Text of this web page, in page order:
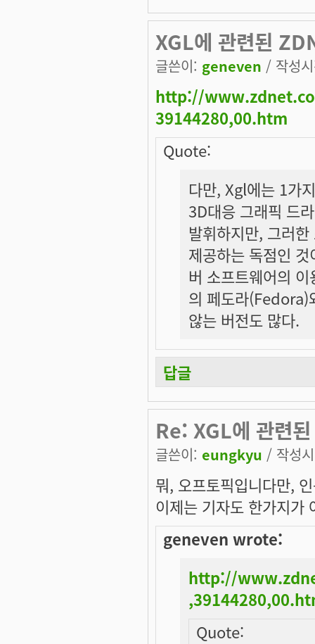
XGL에 관련된
글쓴이: geneven / 작성
http://
39144280,00.htm
Quote:
다만, Xgl에는 1가
3D대응 그래픽 드
발휘하지만, 그러
제공하는 독점인
버 소프트웨어의
의 페도라(Fedora)
않는 버전도 많다.
답글
Re: XGL에 관련
글쓴이: eungkyu / 작성
뭐, 오프토픽입니다만,
이제는 기자도 한가지가
geneven wrote:
http://
Quote: